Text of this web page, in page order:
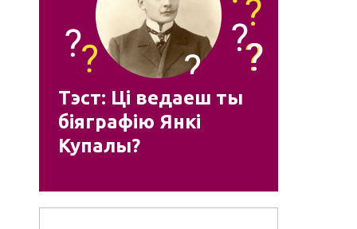
Тэст: Ці ведаеш ты
біяграфію Янкі
Купалы?